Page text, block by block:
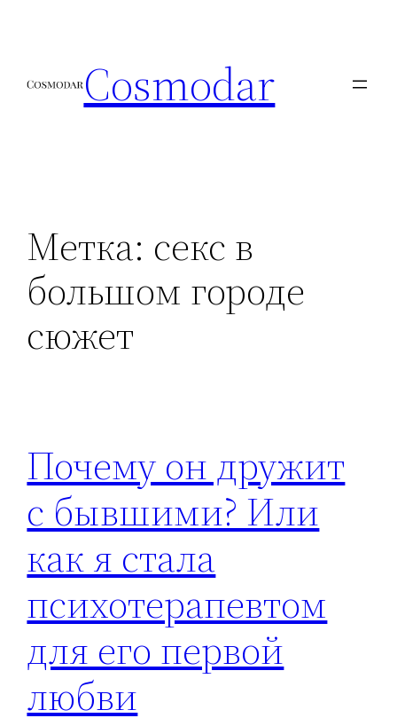
содержимомуCosmodar
Метка: секс в
большом городе
сюжет
Почему он дружит
с бывшими? Или
как я стала
психотерапевтом
для его первой
любви